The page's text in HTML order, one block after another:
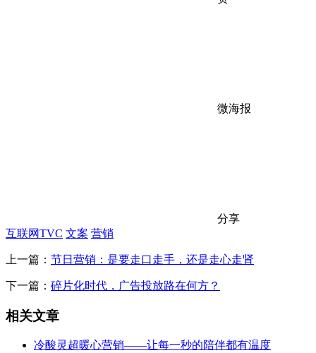
微海报
分享
互联网TVC 文案 营销
上一篇： 节日营销：是要走口走手，还是走心走肾
下一篇： 碎片化时代，广告投放路在何方？
相关文章
冷酸灵超暖心营销——让每一秒的陪伴都有温度